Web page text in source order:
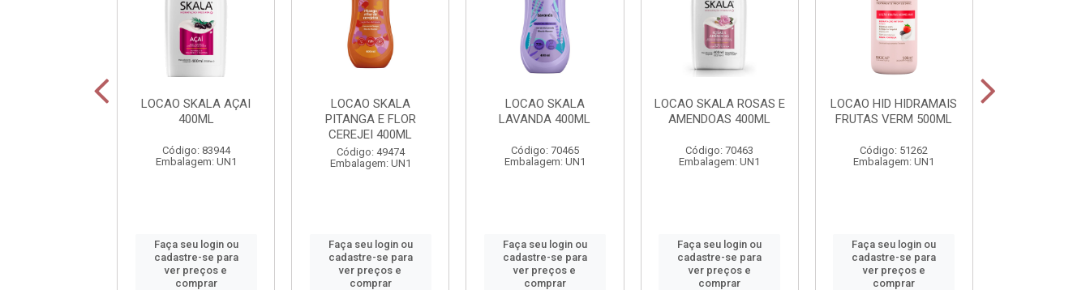
LOCAO SKALA AÇAI
400ML
Código: 83944
Embalagem: UN1
Faça seu login ou
cadastre-se para
ver preços e
comprar
LOCAO SKALA
PITANGA E FLOR
CEREJEI 400ML
Código: 49474
Embalagem: UN1
Faça seu login ou
cadastre-se para
ver preços e
comprar
LOCAO SKALA
LAVANDA 400ML
Código: 70465
Embalagem: UN1
Faça seu login ou
cadastre-se para
ver preços e
comprar
LOCAO SKALA ROSAS E
AMENDOAS 400ML
Código: 70463
Embalagem: UN1
Faça seu login ou
cadastre-se para
ver preços e
comprar
LOCAO HID HIDRAMAIS
FRUTAS VERM 500ML
Código: 51262
Embalagem: UN1
Faça seu login ou
cadastre-se para
ver preços e
comprar